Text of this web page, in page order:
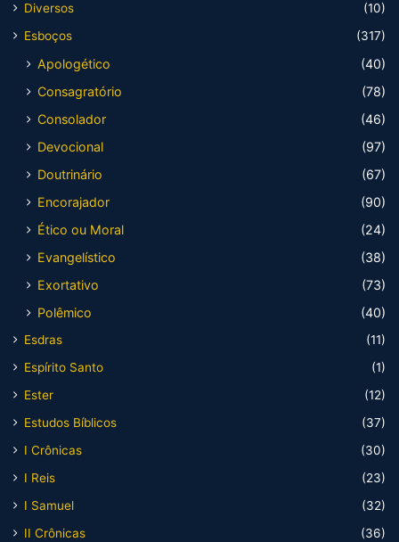
Diversos
(10)
Esboços
(317)
Apologético
(40)
Consagratório
(78)
Consolador
(46)
Devocional
(97)
Doutrinário
(67)
Encorajador
(90)
Ético ou Moral
(24)
Evangelístico
(38)
Exortativo
(73)
Polêmico
(40)
Esdras
(11)
Espírito Santo
(1)
Ester
(12)
Estudos Bíblicos
(37)
I Crônicas
(30)
I Reis
(23)
I Samuel
(32)
II Crônicas
(36)